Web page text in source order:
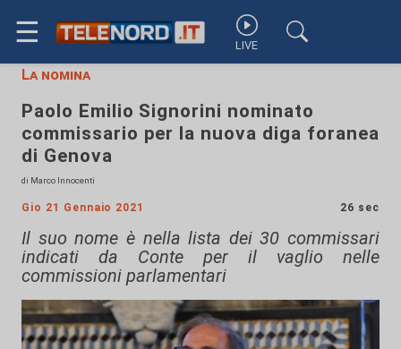
☰ LIVE
La nomina
Paolo Emilio Signorini nominato
commissario per la nuova diga foranea
di Genova
di Marco Innocenti
Gio 21 Gennaio 2021 26 sec
Il suo nome è nella lista dei 30 commissari
indicati da Conte per il vaglio nelle
commissioni parlamentari